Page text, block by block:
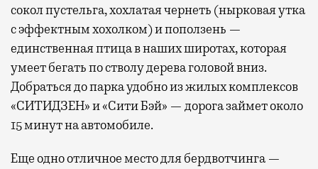
сокол пустельга, хохлатая чернеть (нырковая утка
с эффектным хохолком) и поползень —
единственная птица в наших широтах, которая
умеет бегать по стволу дерева головой вниз.
Добраться до парка удобно из жилых комплексов
«СИТИДЗЕН» и «Сити Бэй» — дорога займет около
15 минут на автомобиле.
Еще одно отличное место для бердвотчинга —